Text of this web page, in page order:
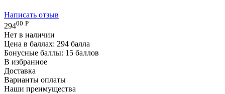
Написать отзыв
29400 Р
Нет в наличии
Цена в баллах: 294 балла
Бонусные баллы: 15 баллов
В избранное
Доставка
Варианты оплаты
Наши преимущества